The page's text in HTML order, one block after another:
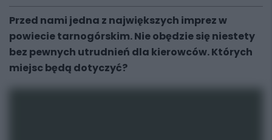
Przed nami jedna z największych imprez w
powiecie tarnogórskim. Nie obędzie się niestety
bez pewnych utrudnień dla kierowców. Których
miejsc będą dotyczyć?